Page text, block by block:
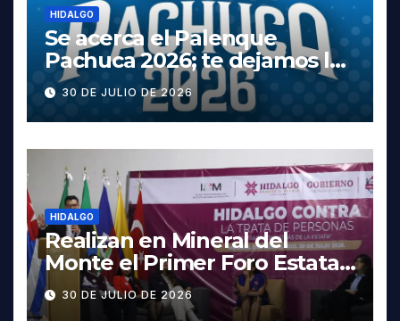
HIDALGO
Se acerca el Palenque
Pachuca 2026; te dejamos la
cartelera completa, las
fechas y los precios
30 DE JULIO DE 2026
HIDALGO
Realizan en Mineral del
Monte el Primer Foro Estatal
contra la Trata de Personas
30 DE JULIO DE 2026